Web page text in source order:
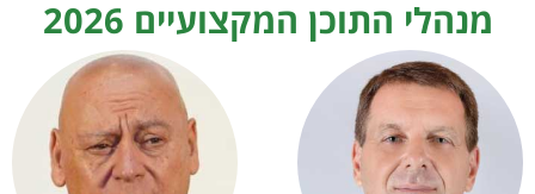
מנהלי התוכן המקצועיים 2026​